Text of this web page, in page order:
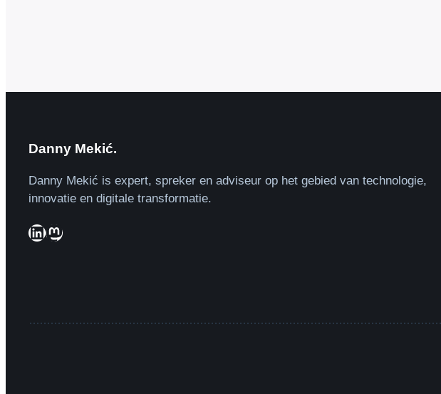
Danny Mekić.
Danny Mekić is expert, spreker en adviseur op het gebied van technologie,
innovatie en digitale transformatie.
LinkedIn Mastodon